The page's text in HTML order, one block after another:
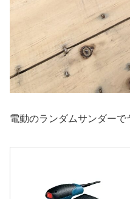
電動のランダムサンダーで